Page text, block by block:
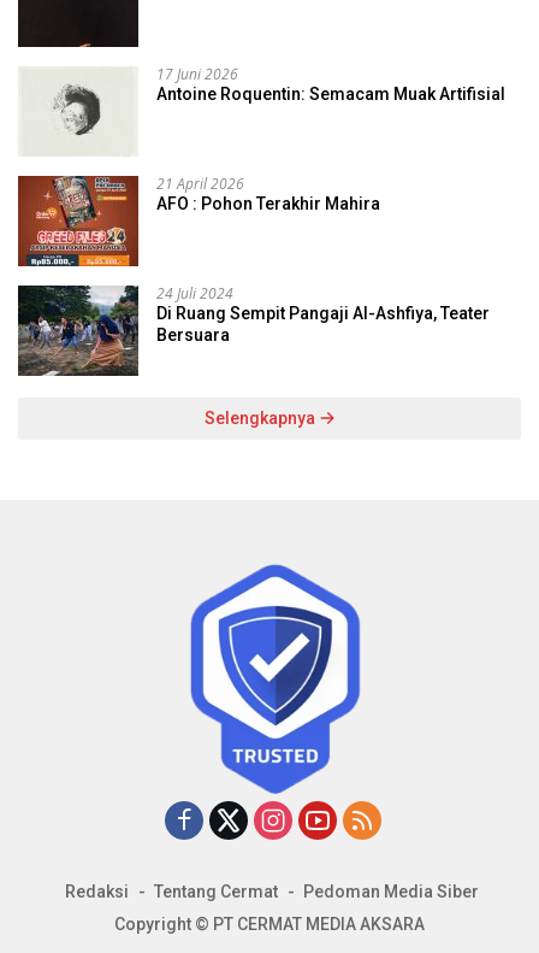
17 Juni 2026
Antoine Roquentin: Semacam Muak Artifisial
21 April 2026
AFO : Pohon Terakhir Mahira
24 Juli 2024
Di Ruang Sempit Pangaji Al-Ashfiya, Teater
Bersuara
Selengkapnya
Redaksi Tentang Cermat
Pedoman Media Siber
Copyright © PT CERMAT MEDIA AKSARA